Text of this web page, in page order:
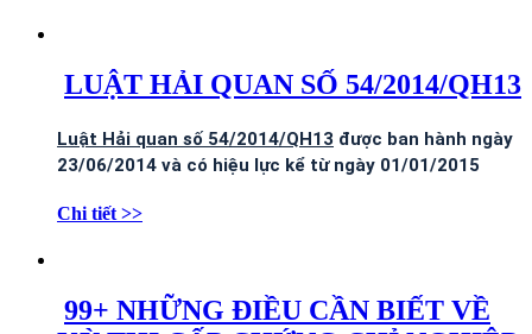
LUẬT HẢI QUAN SỐ 54/2014/QH13
Luật Hải quan số 54/2014/QH13 được ban hành ngày
23/06/2014 và có hiệu lực kể từ ngày 01/01/2015
Chi tiết >>
99+ NHỮNG ĐIỀU CẦN BIẾT VỀ